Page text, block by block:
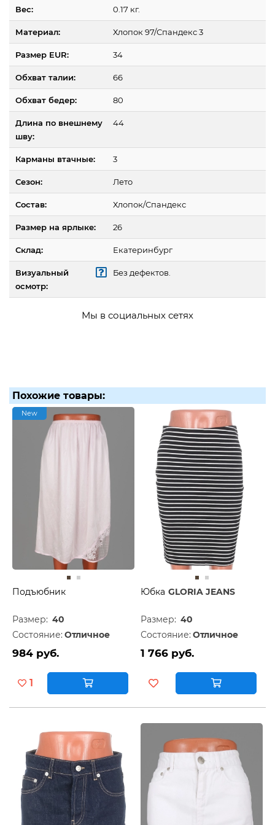
Вес: 0.17 кг.
Материал: Хлопок 97/Спандекс 3
Размер EUR: 34
Обхват талии: 66
Обхват бедер: 80
Длина по внешнему
шву:
44
Карманы втачные: 3
Сезон: Лето
Состав: Хлопок/Спандекс
Размер на ярлыке: 26
Склад: Екатеринбург
Визуальный
осмотр:
Без дефектов.
Мы в социальных сетях
Похожие товары:
New
Подъюбник
Размер: 40
Состояние: Отличное
984 руб.
1
Юбка GLORIA JEANS
Размер: 40
Состояние: Отличное
1 766 руб.